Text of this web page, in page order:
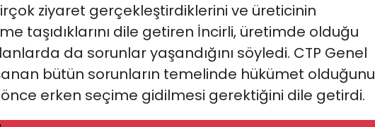
ziyaret gerçekleştirdiklerini ve üreticinin
taşıdıklarını dile getiren İncirli, üretimde olduğu
da sorunlar yaşandığını söyledi. CTP Genel
bütün sorunların temelinde hükümet olduğunu
erken seçime gidilmesi gerektiğini dile getirdi.